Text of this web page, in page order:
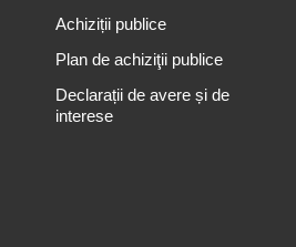
Achiziții publice
Plan de achiziţii publice
Declarații de avere și de
interese